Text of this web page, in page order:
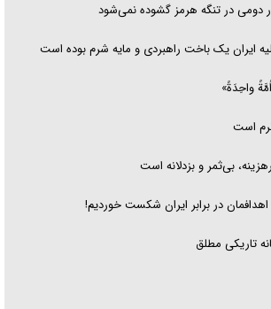
در تنگه هرمز گشوده نمی‌شود
ایران یک باخت راهبردی و مایه شرم بوده است
واحِدَةً»
است
بی‌ثمر و بزدلانه است
در برابر ایران شکست خوردیم!
تاریکی مطلق